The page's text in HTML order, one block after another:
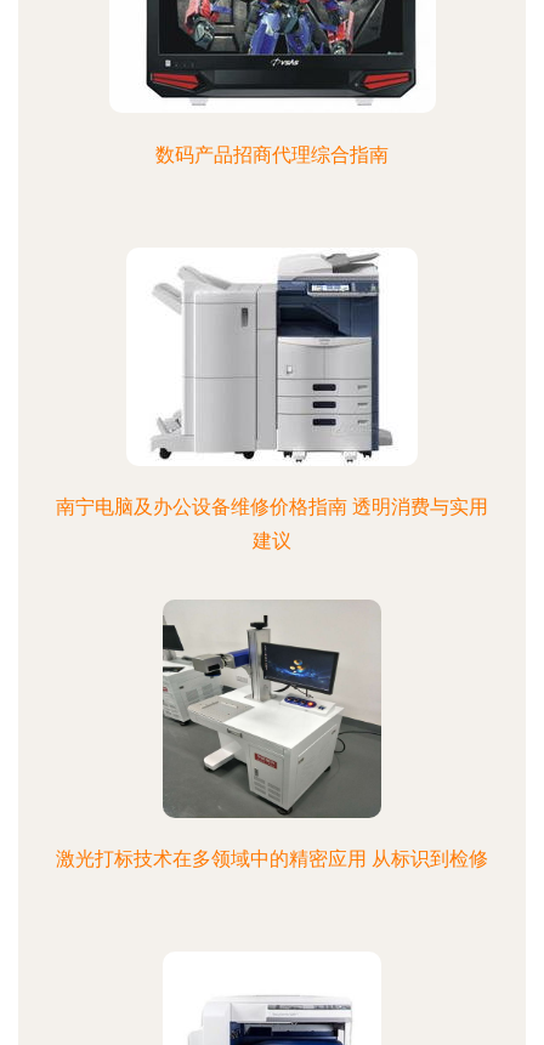
数码产品招商代理综合指南
南宁电脑及办公设备维修价格指南 透明消费与实用
建议
激光打标技术在多领域中的精密应用 从标识到检修